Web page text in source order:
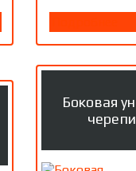
Боковая